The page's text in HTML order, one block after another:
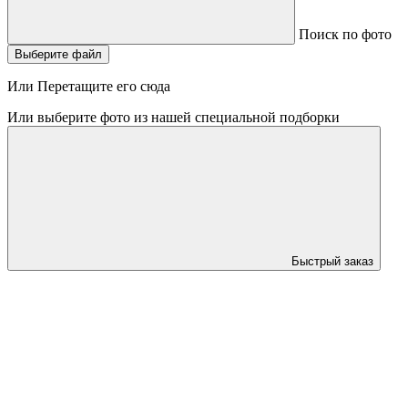
Поиск по фото
Выберите файл
Или Перетащите его сюда
Или выберите фото из нашей специальной подборки
Быстрый заказ